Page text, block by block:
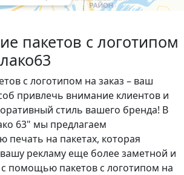
пакетов с логотипом
с логотипом на заказ – ваш
привлечь внимание клиентов и
стиль вашего бренда! В
63" мы предлагаем
печать на пакетах, которая
рекламу еще более заметной и
помощью пакетов с логотипом на